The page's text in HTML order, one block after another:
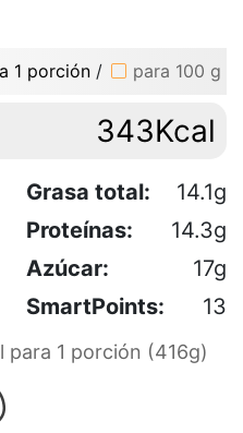
1 porción / para 100 g
343Kcal
Grasa total:
14.1g
Proteínas:
14.3g
Azúcar:
17g
SmartPoints: 13
1 porción (416g)